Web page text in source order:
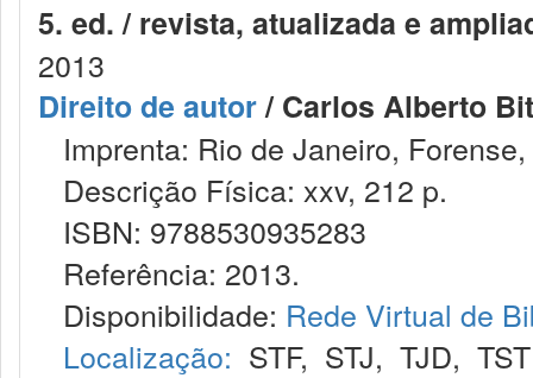
5. ed. / revista, atualizada e
2013
Direito de autor/ Carlos Alberto
Imprenta: Rio de Janeiro,
Descrição Física: xxv, 212 p.
ISBN: 9788530935283
Referência: 2013.
Disponibilidade: Rede Virtual de
Localização: STF, STJ, TJD, TST